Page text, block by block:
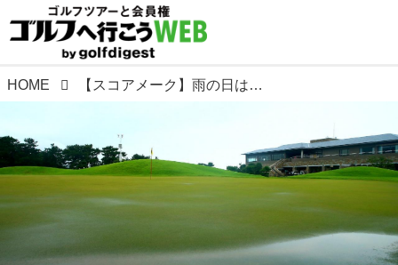
HOME 【スコアメーク】雨の日はゴルフのリズムが速くなる。濡れた手袋で急いで打ってOB2連発の苦い思い出。「がんばらないけど丁寧に」が田村流